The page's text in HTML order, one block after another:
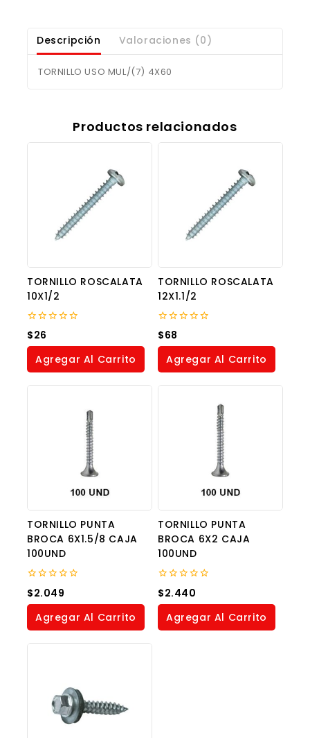
Descripción Valoraciones (0)
TORNILLO USO MUL/(7) 4X60
Productos relacionados
TORNILLO ROSCALATA
10X1/2
0
out
of
$26
Agregar Al Carrito
TORNILLO ROSCALATA
12X1.1/2
0
out
of
$68
Agregar Al Carrito
TORNILLO PUNTA
BROCA 6X1.5/8 CAJA
100UND
0
out
of
$2.049
Agregar Al Carrito
TORNILLO PUNTA
BROCA 6X2 CAJA
100UND
0
out
of
$2.440
Agregar Al Carrito